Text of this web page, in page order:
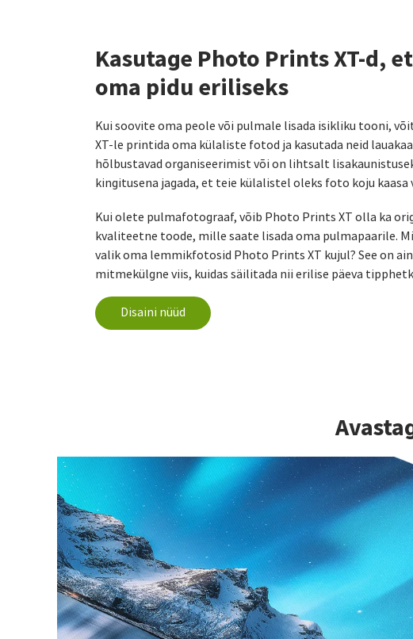
Kasutage Photo Prints XT-d,
oma pidu eriliseks
Kui soovite oma peole või pulmale lisada isikliku tooni,
XT-le printida oma külaliste fotod ja kasutada neid
hõlbustavad organiseerimist või on lihtsalt
kingitusena jagada, et teie külalistel oleks foto koju kaasa
Kui olete pulmafotograaf, võib Photo Prints XT olla ka
kvaliteetne toode, mille saate lisada oma pulmapaarile.
valik oma lemmikfotosid Photo Prints XT kujul? See on
mitmekülgne viis, kuidas säilitada nii erilise päeva
Disaini nüüd